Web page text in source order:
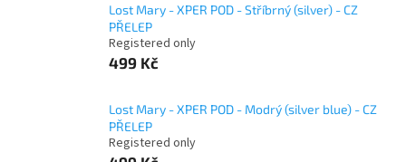
Lost Mary - XPER POD - Stříbrný (silver) - CZ
PŘELEP
Registered only
499 Kč
Lost Mary - XPER POD - Modrý (silver blue) - CZ
PŘELEP
Registered only